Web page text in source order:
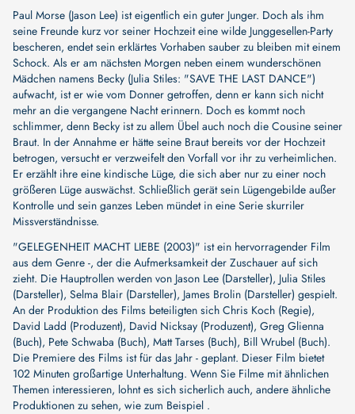
Paul Morse (Jason Lee) ist eigentlich ein guter Junger. Doch als ihm
seine Freunde kurz vor seiner Hochzeit eine wilde Junggesellen-Party
bescheren, endet sein erklärtes Vorhaben sauber zu bleiben mit einem
Schock. Als er am nächsten Morgen neben einem wunderschönen
Mädchen namens Becky (Julia Stiles: "SAVE THE LAST DANCE")
aufwacht, ist er wie vom Donner getroffen, denn er kann sich nicht
mehr an die vergangene Nacht erinnern. Doch es kommt noch
schlimmer, denn Becky ist zu allem Übel auch noch die Cousine seiner
Braut. In der Annahme er hätte seine Braut bereits vor der Hochzeit
betrogen, versucht er verzweifelt den Vorfall vor ihr zu verheimlichen.
Er erzählt ihre eine kindische Lüge, die sich aber nur zu einer noch
größeren Lüge auswächst. Schließlich gerät sein Lügengebilde außer
Kontrolle und sein ganzes Leben mündet in eine Serie skurriler
Missverständnisse.
"GELEGENHEIT MACHT LIEBE (2003)" ist ein hervorragender Film
aus dem Genre -, der die Aufmerksamkeit der Zuschauer auf sich
zieht. Die Hauptrollen werden von Jason Lee (Darsteller), Julia Stiles
(Darsteller), Selma Blair (Darsteller), James Brolin (Darsteller) gespielt.
An der Produktion des Films beteiligten sich Chris Koch (Regie),
David Ladd (Produzent), David Nicksay (Produzent), Greg Glienna
(Buch), Pete Schwaba (Buch), Matt Tarses (Buch), Bill Wrubel (Buch).
Die Premiere des Films ist für das Jahr - geplant. Dieser Film bietet
102 Minuten großartige Unterhaltung. Wenn Sie Filme mit ähnlichen
Themen interessieren, lohnt es sich sicherlich auch, andere ähnliche
Produktionen zu sehen, wie zum Beispiel .